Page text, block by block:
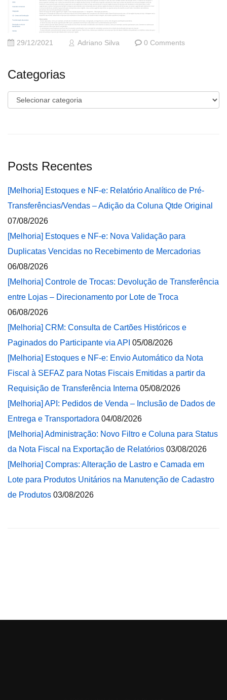
29/12/2021 Adriano Silva 0 Comments
Categorias
Categorias
Posts Recentes
[Melhoria] Estoques e NF-e: Relatório Analítico de Pré-
Transferências/Vendas – Adição da Coluna Qtde Original
07/08/2026
[Melhoria] Estoques e NF-e: Nova Validação para
Duplicatas Vencidas no Recebimento de Mercadorias
06/08/2026
[Melhoria] Controle de Trocas: Devolução de Transferência
entre Lojas – Direcionamento por Lote de Troca
06/08/2026
[Melhoria] CRM: Consulta de Cartões Históricos e
Paginados do Participante via API 05/08/2026
[Melhoria] Estoques e NF-e: Envio Automático da Nota
Fiscal à SEFAZ para Notas Fiscais Emitidas a partir da
Requisição de Transferência Interna 05/08/2026
[Melhoria] API: Pedidos de Venda – Inclusão de Dados de
Entrega e Transportadora 04/08/2026
[Melhoria] Administração: Novo Filtro e Coluna para Status
da Nota Fiscal na Exportação de Relatórios 03/08/2026
[Melhoria] Compras: Alteração de Lastro e Camada em
Lote para Produtos Unitários na Manutenção de Cadastro
de Produtos 03/08/2026